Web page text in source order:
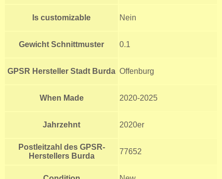
Is customizable Nein
Gewicht Schnittmuster 0.1
GPSR Hersteller Stadt Burda Offenburg
When Made 2020-2025
Jahrzehnt 2020er
Postleitzahl des GPSR-
Herstellers Burda
77652